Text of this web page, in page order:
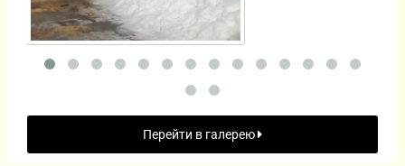
Перейти в галерею